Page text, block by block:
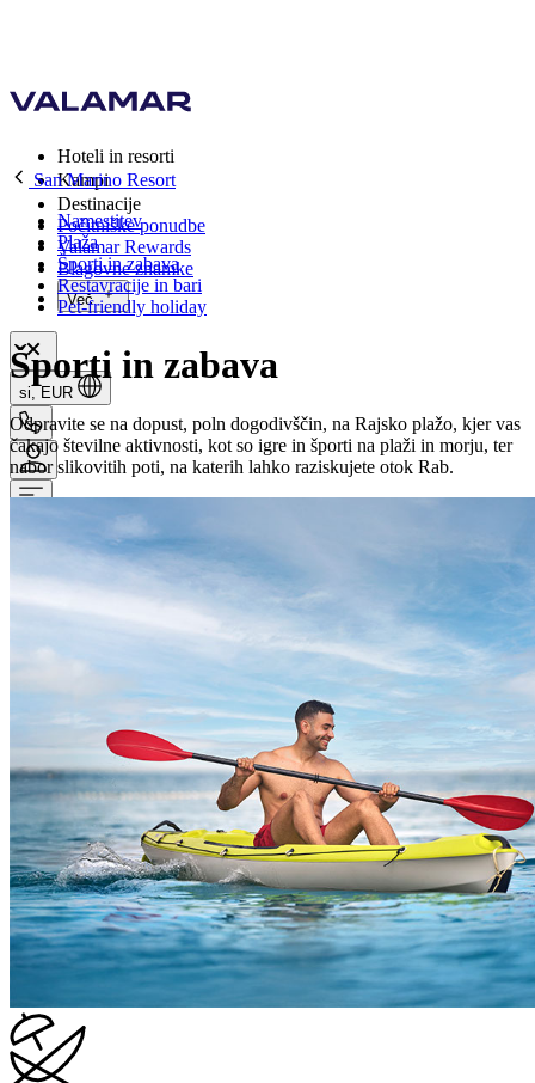
Hoteli in resorti
Kampi
Destinacije
Počitniške ponudbe
Valamar Rewards
Blagovne znamke
Več
si, EUR
San Marino Resort
Namestitev
Plaža
Športi in zabava
Restavracije in bari
Pet-friendly holiday
Športi in zabava
Odpravite se na dopust, poln dogodivščin, na Rajsko plažo, kjer vas
čakajo številne aktivnosti, kot so igre in športi na plaži in morju, ter
nabor slikovitih poti, na katerih lahko raziskujete otok Rab.